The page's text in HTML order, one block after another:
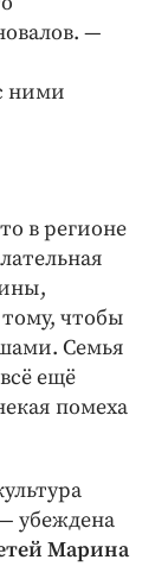
—
ними
в регионе
чтобы
Семья
ещё
помеха
​убеждена
Марина